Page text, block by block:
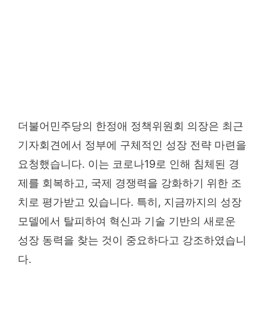
더불어민주당의 한정애 정책위원회 의장은 최근
기자회견에서 정부에 구체적인 성장 전략 마련을
요청했습니다. 이는 코로나19로 인해 침체된 경
제를 회복하고, 국제 경쟁력을 강화하기 위한 조
치로 평가받고 있습니다. 특히, 지금까지의 성장
모델에서 탈피하여 혁신과 기술 기반의 새로운
성장 동력을 찾는 것이 중요하다고 강조하였습니
다.